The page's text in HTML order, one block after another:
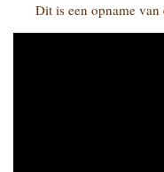
Dit is een opname